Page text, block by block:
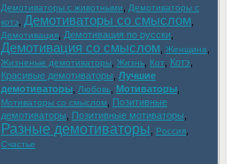
Демотиваторы с животными
Демотиваторы с
котэ
Демотиваторы со смыслом
Демотивация Демотивация по русски
Демотивация со смыслом Женщина
Жизненые демотиваторы Жизнь Кот Котэ
Красивые демотиваторы Лучшие
демотиваторы
Любовь Мотиваторы
Мотиваторы со смыслом
Позитивные
демотиваторы
Позитивные мотиваторы
Разные демотиваторы Россия
Счастье